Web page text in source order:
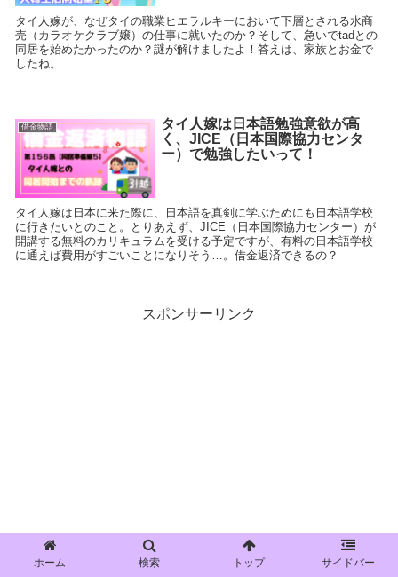
タイ人嫁が、なぜタイの職業ヒエラルキーにおいて下層とされる水商
売（カラオケクラブ嬢）の仕事に就いたのか？そして、急いでtadとの
同居を始めたかったのか？謎が解けましたよ！答えは、家族とお金で
したね。
借金物語
タイ人嫁は日本語勉強意欲が高
く、JICE（日本国際協力センタ
ー）で勉強したいって！
タイ人嫁は日本に来た際に、日本語を真剣に学ぶためにも日本語学校
に行きたいとのこと。とりあえず、JICE（日本国際協力センター）が
開講する無料のカリキュラムを受ける予定ですが、有料の日本語学校
に通えば費用がすごいことになりそう…。借金返済できるの？
スポンサーリンク
ホーム 検索 トップ サイドバー